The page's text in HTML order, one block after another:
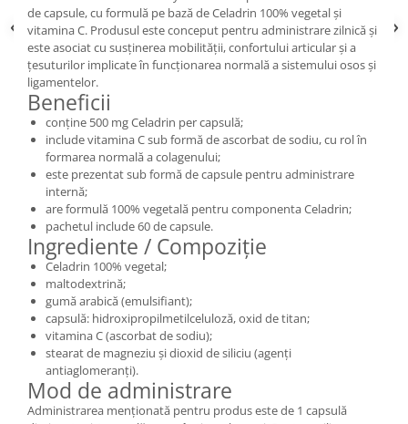
de capsule, cu formulă pe bază de Celadrin 100% vegetal și
vitamina C. Produsul este conceput pentru administrare zilnică și
este asociat cu susținerea mobilității, confortului articular și a
țesuturilor implicate în funcționarea normală a sistemului osos și
ligamentelor.
Beneficii
conține 500 mg Celadrin per capsulă;
include vitamina C sub formă de ascorbat de sodiu, cu rol în
formarea normală a colagenului;
este prezentat sub formă de capsule pentru administrare
internă;
are formulă 100% vegetală pentru componenta Celadrin;
pachetul include 60 de capsule.
Ingrediente / Compoziție
Celadrin 100% vegetal;
maltodextrină;
gumă arabică (emulsifiant);
capsulă: hidroxipropilmetilceluloză, oxid de titan;
vitamina C (ascorbat de sodiu);
stearat de magneziu și dioxid de siliciu (agenți
antiaglomeranți).
Mod de administrare
Administrarea menționată pentru produs este de 1 capsulă